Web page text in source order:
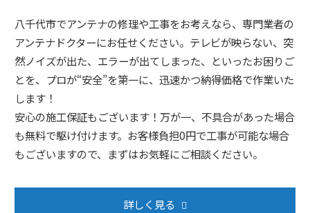
八千代市でアンテナの修理や工事をお考えなら、専門業者の
アンテナドクターにお任せください。テレビが映らない、突
然ノイズが出た、エラーが出てしまった、といったお困りご
とを、プロが“安全”を第一に、迅速かつ納得価格で作業いた
します！
安心の施工保証もございます！万が一、不具合があった場合
も無料で駆け付けます。お客様負担0円で工事が可能な場合
もございますので、まずはお気軽にご相談ください。
詳しく見る